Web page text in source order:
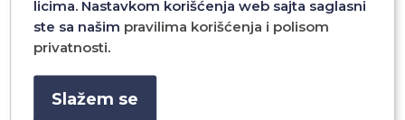
licima. Nastavkom korišćenja web sajta saglasni
ste sa našim pravilima korišćenja i polisom
privatnosti.
Slažem se